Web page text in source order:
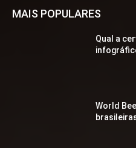
MAIS POPULARES
Qual a
World